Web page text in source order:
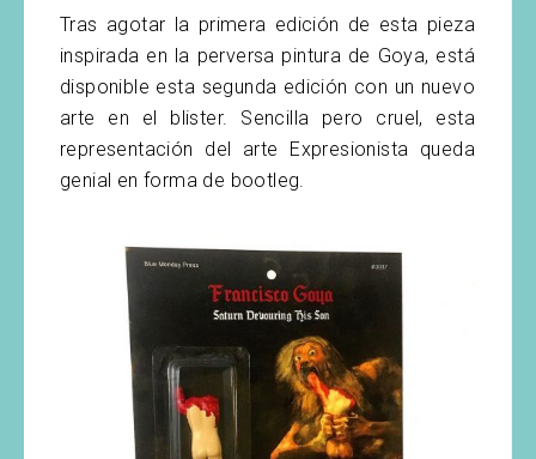
Tras agotar la primera edición de esta pieza
inspirada en la perversa pintura de Goya, está
disponible esta segunda edición con un nuevo
arte en el blister. Sencilla pero cruel, esta
representación del arte Expresionista queda
genial en forma de bootleg.